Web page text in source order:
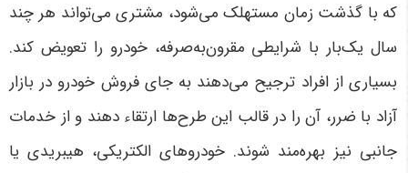
که با گذشت زمان مستهلک می‌شود، مشتری می‌تواند هر چند
سال یک‌بار با شرایطی مقرون‌به‌صرفه، خودرو را تعویض کند.
بسیاری از افراد ترجیح می‌دهند به جای فروش خودرو در بازار
آزاد با ضرر، آن را در قالب این طرح‌ها ارتقاء دهند و از خدمات
جانبی نیز بهره‌مند شوند. خودروهای الکتریکی، هیبریدی یا